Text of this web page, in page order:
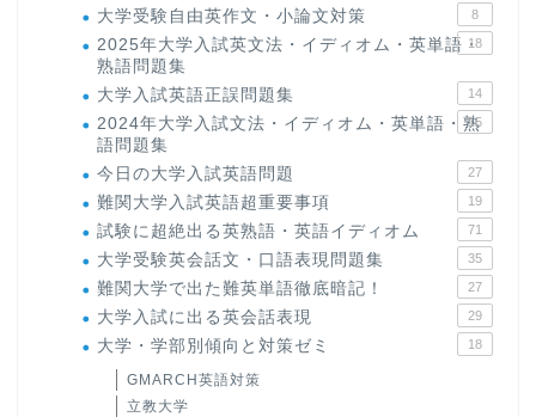
大学受験自由英作文・小論文対策 8
2025年大学入試英文法・イディオム・英単語・
熟語問題集
18
大学入試英語正誤問題集 14
2024年大学入試文法・イディオム・英単語・熟
語問題集
15
今日の大学入試英語問題 27
難関大学入試英語超重要事項 19
試験に超絶出る英熟語・英語イディオム 71
大学受験英会話文・口語表現問題集 35
難関大学で出た難英単語徹底暗記！ 27
大学入試に出る英会話表現 29
大学・学部別傾向と対策ゼミ 18
GMARCH英語対策
立教大学